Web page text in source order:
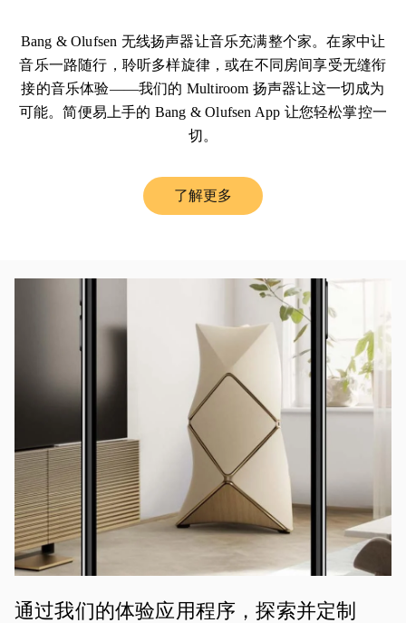
Bang & Olufsen 无线扬声器让音乐充满整个家。在家中让
音乐一路随行，聆听多样旋律，或在不同房间享受无缝衔
接的音乐体验——我们的 Multiroom 扬声器让这一切成为
可能。简便易上手的 Bang & Olufsen App 让您轻松掌控一
切。
了解更多Link Opens in New Tab
通过我们的体验应用程序，探索并定制